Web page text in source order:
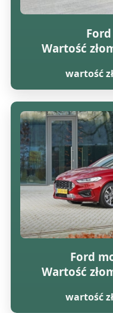
Wartość
wartość
Ford
Wartość
wartość